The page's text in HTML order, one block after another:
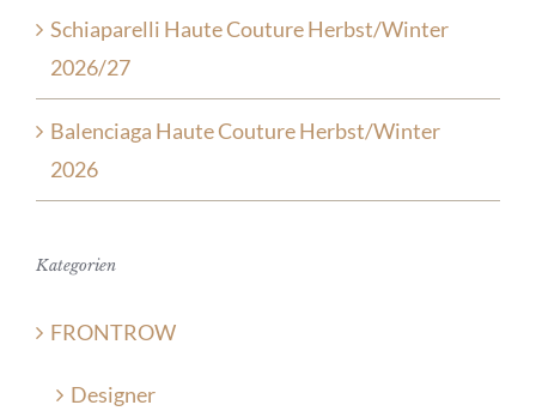
Schiaparelli Haute Couture Herbst/Winter
2026/27
Balenciaga Haute Couture Herbst/Winter
2026
Kategorien
FRONTROW
Designer